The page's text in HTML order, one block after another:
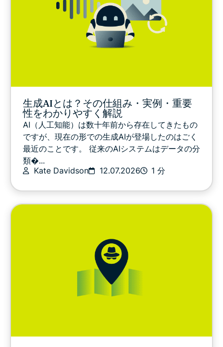
EXPRESSVPNのニュース
オンラインの安全
その他
プライバシー
プライバシーを考える
デジタルな暮らしのヒントとコツ
生成AIとは？その仕組み・実例・重要
性をわかりやすく解説
AI（人工知能）は数十年前から存在してきたもの
ですが、現在の形での生成AIが登場したのはごく
最近のことです。 従来のAIシステムはデータの分
類�...
Kate Davidson
12.07.2026 1 分